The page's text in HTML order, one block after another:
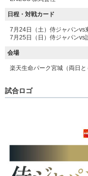
日程・対戦カード
7月24日（土）侍ジャパンvs
7月25日（日）侍ジャパンvs
会場
楽天生命パーク宮城（両日と
試合ロゴ